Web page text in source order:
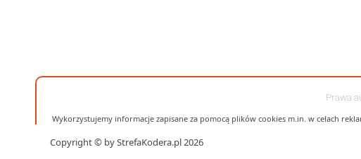
Prawa
Wykorzystujemy informacje zapisane za pomocą plików cookies m.in. w celach
Copyright © by StrefaKodera.pl 2026